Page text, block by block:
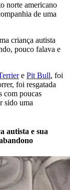
norte americano
de uma
criança autista
pouco falava e
e Pit Bull, foi
foi resgatada
com poucas
sido uma
autista e sua